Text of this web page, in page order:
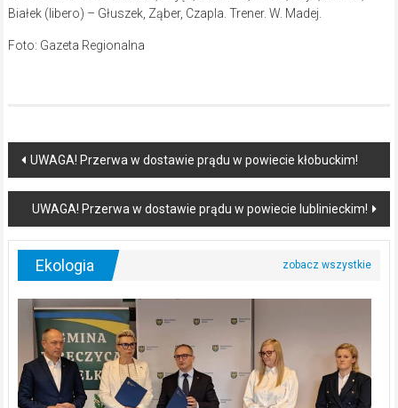
Białek (libero) – Głuszek, Ząber, Czapla. Trener. W. Madej.
Foto: Gazeta Regionalna
Post
navigation
UWAGA! Przerwa w dostawie prądu w powiecie kłobuckim!
UWAGA! Przerwa w dostawie prądu w powiecie lublinieckim!
Ekologia